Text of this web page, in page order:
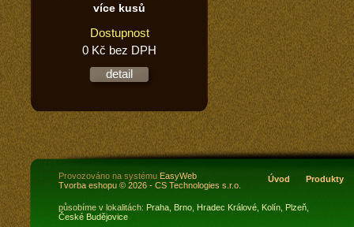
více kusů
Dostupnost
0 Kč bez DPH
detail
Úvod Produkty
Provozováno na systému EasyWeb
Tvorba eshopu © 2026 - CS Technologies s.r.o.
působíme v lokalitách: Praha, Brno, Hradec Králové, Kolín, Plzeň,
České Budějovice